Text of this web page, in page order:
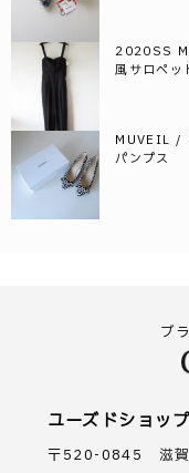
2020SS
風サロペ
MUVEIL /
パンプス
ブ
ユーズドショッ
〒520-0845 滋賀